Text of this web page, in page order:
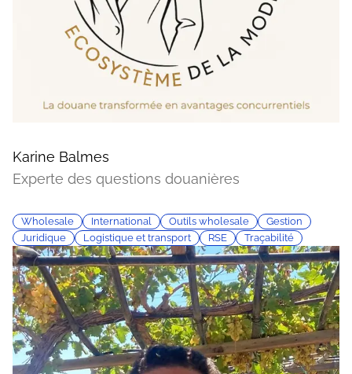
Karine Balmes
Experte des questions douanières
Wholesale International Outils wholesale
Gestion
Juridique
Logistique et transport RSE Traçabilité